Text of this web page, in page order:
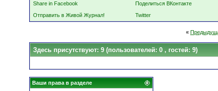
Share in Facebook
Поделиться ВКонтакте
Отправить в Живой Журнал!
Twitter
«
Здесь присутствуют: 9 (пользователей: 0 , гостей: 9)
Ваши права в разделе